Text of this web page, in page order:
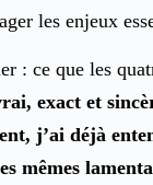
les enjeux
: ce que les
exact et
j’ai déjà
mêmes